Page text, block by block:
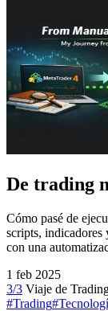
De trading
Cómo pasé de
scripts, indicadores
con una
1 feb 2025
3/3 Viaje de
#Trading